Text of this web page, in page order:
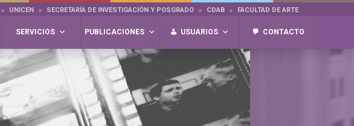
UNICEN SECRETARÍA DE INVESTIGACIÓN Y POSGRADO CDAB FACULTAD DE ARTE
SERVICIOS PUBLICACIONES USUARIOS CONTACTO